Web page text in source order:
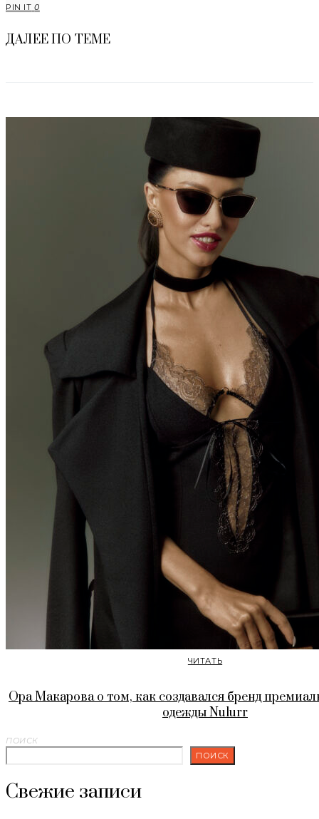
PIN IT 0
ДАЛЕЕ ПО ТЕМЕ
ЧИТАТЬ
Ора Макарова о том, как создавался бренд
одежды Nulurr
ПОИСК
ПОИСК
Свежие записи